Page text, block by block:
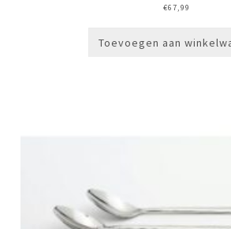
€67,99
Toevoegen aan